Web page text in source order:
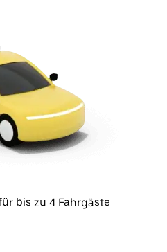
bis zu 4 Fahrgäste